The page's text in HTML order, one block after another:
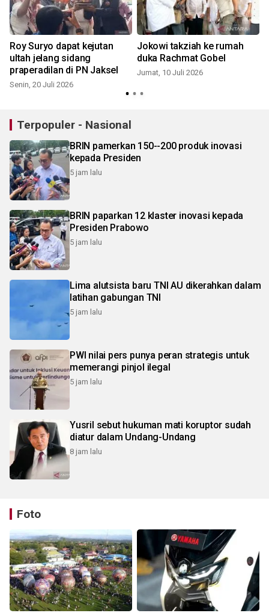
Roy Suryo dapat kejutan
ultah jelang sidang
praperadilan di PN Jaksel
Senin, 20 Juli 2026
Jokowi takziah ke rumah
duka Rachmat Gobel
Jumat, 10 Juli 2026
Terpopuler - Nasional
BRIN pamerkan 150--200 produk inovasi
kepada Presiden
5 jam lalu
BRIN paparkan 12 klaster inovasi kepada
Presiden Prabowo
5 jam lalu
Lima alutsista baru TNI AU dikerahkan dalam
latihan gabungan TNI
5 jam lalu
PWI nilai pers punya peran strategis untuk
memerangi pinjol ilegal
5 jam lalu
Yusril sebut hukuman mati koruptor sudah
diatur dalam Undang-Undang
8 jam lalu
Foto